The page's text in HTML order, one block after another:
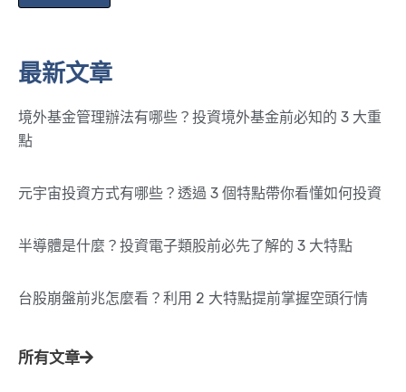
最新文章
境外基金管理辦法有哪些？投資境外基金前必知的 3 大重
點
元宇宙投資方式有哪些？透過 3 個特點帶你看懂如何投資
半導體是什麼？投資電子類股前必先了解的 3 大特點
台股崩盤前兆怎麼看？利用 2 大特點提前掌握空頭行情
所有文章